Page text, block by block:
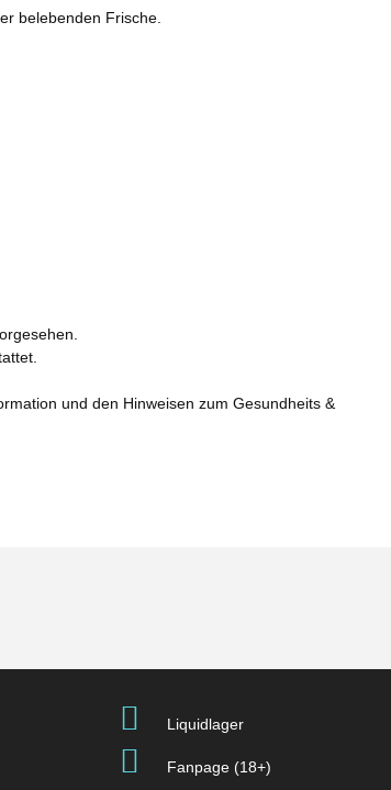
belebenden Frische.
und den Hinweisen zum Gesundheits &
Liquidlager
Fanpage (18+)